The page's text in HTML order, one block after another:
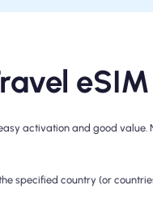
eSIM
activation and good
specified country (or